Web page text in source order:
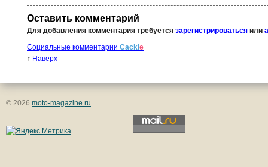
Оставить комментарий
Для добавления комментария требуется зарегистрироваться или
Социальные комментарии Cackl e
↑ Наверх
© 2026 moto-magazine.ru.